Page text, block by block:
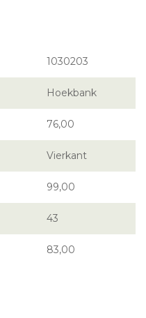
1030203
Hoekbank
76,00
Vierkant
99,00
43
83,00